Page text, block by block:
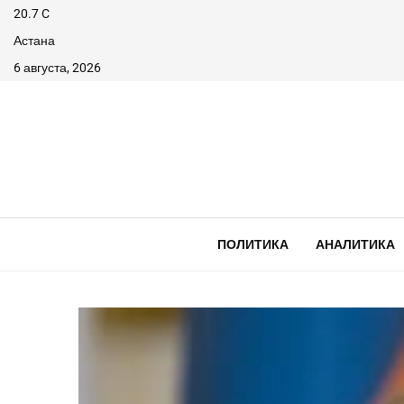
20.7C
Астана
6 августа, 2026
ПОЛИТИКА АНАЛИТИКА